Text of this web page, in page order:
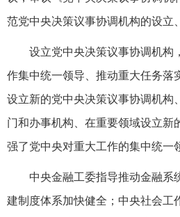
范党中央决策议事协调机构的设立
设立党中央决策议事协调机构
作集中统一领导、推动重大任务落
设立新的党中央决策议事协调机构
门和办事机构、在重要领域设立新
强了党中央对重大工作的集中统一
中央金融工委指导推动金融系
建制度体系加快健全；中央社会工